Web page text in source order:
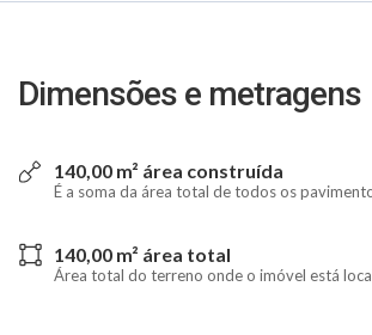
Dimensões e metragens
140,00 m² área construída
É a soma da área total de todos os
140,00 m² área total
Área total do terreno onde o imóvel está